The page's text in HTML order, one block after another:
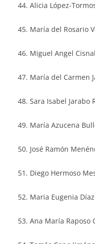
Alicia López-
María del Rosario
Miguel Angel
María del Carmen
Sara Isabel Jarabo
María Azucena
José Ramón
Diego Hermoso
Maria Eugenia
Ana María Raposo